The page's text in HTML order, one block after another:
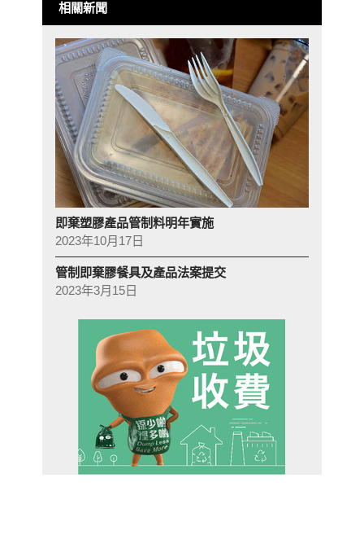
相關新聞
即棄塑膠產品管制料明年實施
2023年10月17日
管制即棄膠餐具及產品法案提交
2023年3月15日